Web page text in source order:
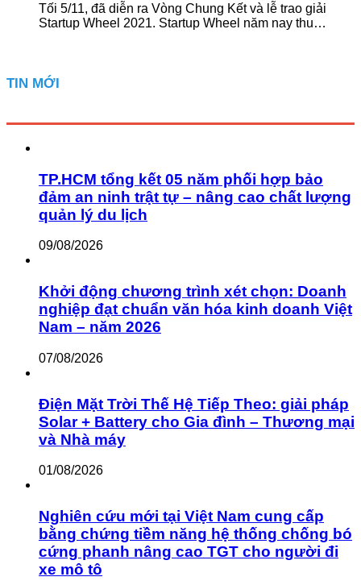
Tối 5/11, đã diễn ra Vòng Chung Kết và lễ trao giải
Startup Wheel 2021. Startup Wheel năm nay thu…
TIN MỚI
TP.HCM tổng kết 05 năm phối hợp bảo
đảm an ninh trật tự – nâng cao chất lượng
quản lý du lịch
09/08/2026
Khởi động chương trình xét chọn: Doanh
nghiệp đạt chuẩn văn hóa kinh doanh Việt
Nam – năm 2026
07/08/2026
Điện Mặt Trời Thế Hệ Tiếp Theo: giải pháp
Solar + Battery cho Gia đình – Thương mại
và Nhà máy
01/08/2026
Nghiên cứu mới tại Việt Nam cung cấp
bằng chứng tiềm năng hệ thống chống bó
cứng phanh nâng cao TGT cho người đi
xe mô tô